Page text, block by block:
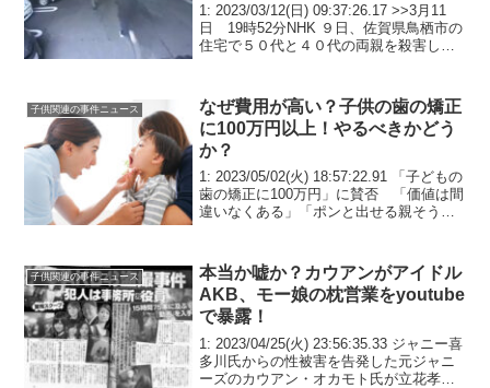
1: 2023/03/12(日) 09:37:26.17 >>3月11
日 19時52分NHK ９日、佐賀県鳥栖市の
住宅で５０代と４０代の両親を殺害した
刺され、死因は失血...
子供関連の事件ニュース
なぜ費用が高い？子供の歯の矯正
に100万円以上！やるべきかどう
か？
1: 2023/05/02(火) 18:57:22.91 「子どもの
歯の矯正に100万円」に賛否 「価値は間
違いなくある」「ポンと出せる親そうい
は高い...
子供関連の事件ニュース
本当か嘘か？カウアンがアイドル
AKB、モー娘の枕営業をyoutube
で暴露！
1: 2023/04/25(火) 23:56:35.33 ジャニー喜
多川氏からの性被害を告発した元ジャニ
ーズのカウアン・オカモト氏が立花孝志